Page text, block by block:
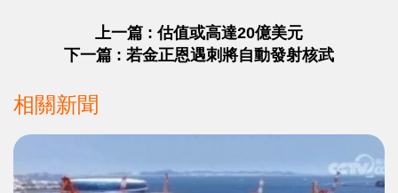
上一篇 : 估值或高達20億美元
下一篇 : 若金正恩遇刺將自動發射核武
相關新聞